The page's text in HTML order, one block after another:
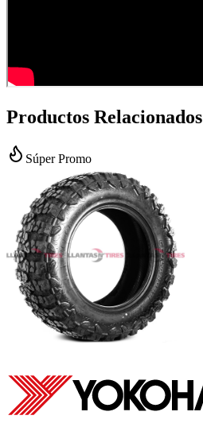
Productos Relacionados
Súper Promo